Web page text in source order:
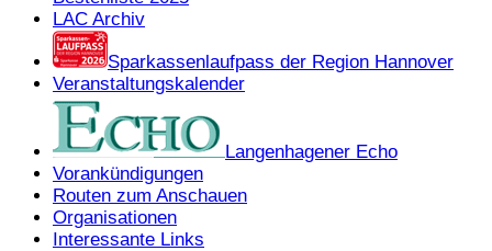
LAC Archiv
Sparkassenlaufpass der Region Hannover
Veranstaltungskalender
Langenhagener Echo
Vorankündigungen
Routen zum Anschauen
Organisationen
Interessante Links